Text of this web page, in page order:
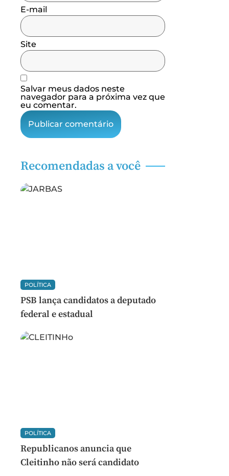
E-mail
Site
Salvar meus dados neste
navegador para a próxima vez que
eu comentar.
Recomendadas a você
POLÍTICA
PSB lança candidatos a deputado
federal e estadual
POLÍTICA
Republicanos anuncia que
Cleitinho não será candidato